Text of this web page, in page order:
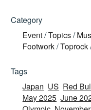
Category
Event/Topics/
Footwork/Toprock
Tags
Japan US Red
May 2025 June